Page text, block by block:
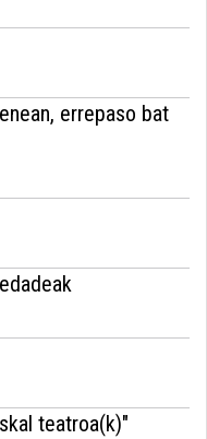
errepaso bat
teatroa(k)"